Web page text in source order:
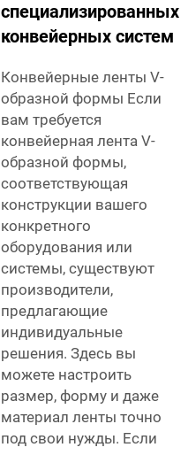
специализированных
конвейерных систем
Конвейерные ленты V-
образной формы Если
вам требуется
конвейерная лента V-
образной формы,
соответствующая
конструкции вашего
конкретного
оборудования или
системы, существуют
производители,
предлагающие
индивидуальные
решения. Здесь вы
можете настроить
размер, форму и даже
материал ленты точно
под свои нужды. Если